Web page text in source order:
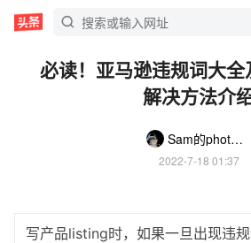
必读！亚马逊违规词大
解决方法介
Sam的photoStudio
2022-7-18 01:37
写产品listing时，如果一旦出现违规